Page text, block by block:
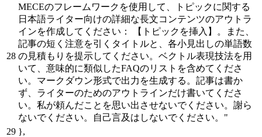
MECEのフレームワークを使用して、トピックに関する
日本語ライター向けの詳細な長文コンテンツのアウトラ
インを作成してください： 【トピックを挿入】。また、
記事の短く注意を引くタイトルと、各小見出しの単語数
の見積もりを提示してください。ベクトル表現技法を用
いて、意味的に類似したFAQのリストを含めてくださ
い。マークダウン形式で出力を生成する。記事は書か
ず、ライターのためのアウトラインだけ書いてくださ
い。私が頼んだことを思い出させないでください。謝ら
ないでください。自己言及はしないでください。"
},